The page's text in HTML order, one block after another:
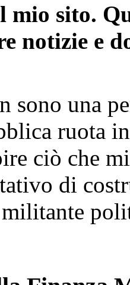
mio sito.
notizie e
sono una
ruota
ciò che
di